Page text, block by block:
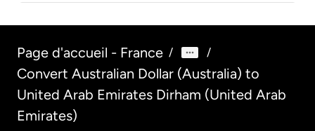
Page d'accueil - France / /
Convert Australian Dollar (Australia) to
United Arab Emirates Dirham (United Arab
Emirates)